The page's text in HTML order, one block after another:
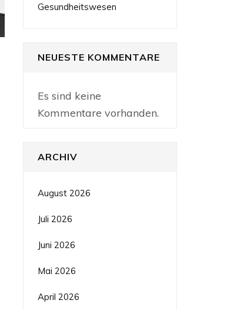
Gesundheitswesen
NEUESTE KOMMENTARE
Es sind keine
Kommentare vorhanden.
ARCHIV
August 2026
Juli 2026
Juni 2026
Mai 2026
April 2026